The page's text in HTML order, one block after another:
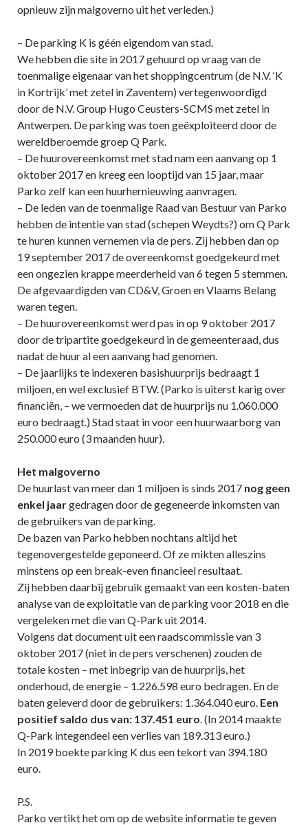
opnieuw zijn malgoverno uit het verleden.)
– De parking K is géén eigendom van stad.
We hebben die site in 2017 gehuurd op vraag van de
toenmalige eigenaar van het shoppingcentrum (de N.V. ‘K
in Kortrijk’ met zetel in Zaventem) vertegenwoordigd
door de N.V. Group Hugo Ceusters-SCMS met zetel in
Antwerpen. De parking was toen geëxploiteerd door de
wereldberoemde groep Q Park.
– De huurovereenkomst met stad nam een aanvang op 1
oktober 2017 en kreeg een looptijd van 15 jaar, maar
Parko zelf kan een huurhernieuwing aanvragen.
– De leden van de toenmalige Raad van Bestuur van Parko
hebben de intentie van stad (schepen Weydts?) om Q Park
te huren kunnen vernemen via de pers. Zij hebben dan op
19 september 2017 de overeenkomst goedgekeurd met
een ongezien krappe meerderheid van 6 tegen 5 stemmen.
De afgevaardigden van CD&V, Groen en Vlaams Belang
waren tegen.
– De huurovereenkomst werd pas in op 9 oktober 2017
door de tripartite goedgekeurd in de gemeenteraad, dus
nadat de huur al een aanvang had genomen.
– De jaarlijks te indexeren basishuurprijs bedraagt 1
miljoen, en wel exclusief BTW. (Parko is uiterst karig over
financiën, – we vermoeden dat de huurprijs nu 1.060.000
euro bedraagt.) Stad staat in voor een huurwaarborg van
250.000 euro (3 maanden huur).
Het malgoverno
De huurlast van meer dan 1 miljoen is sinds 2017 nog geen
enkel jaargedragen door de gegeneerde inkomsten van
de gebruikers van de parking.
De bazen van Parko hebben nochtans altijd het
tegenovergestelde geponeerd. Of ze mikten alleszins
minstens op een break-even financieel resultaat.
Zij hebben daarbij gebruik gemaakt van een kosten-baten
analyse van de exploitatie van de parking voor 2018 en die
vergeleken met die van Q-Park uit 2014.
Volgens dat document uit een raadscommissie van 3
oktober 2017 (niet in de pers verschenen) zouden de
totale kosten – met inbegrip van de huurprijs, het
onderhoud, de energie – 1.226.598 euro bedragen. En de
baten geleverd door de gebruikers: 1.364.040 euro. Een
positief saldo dus van: 137.451 euro. (In 2014 maakte
Q-Park integendeel een verlies van 189.313 euro.)
In 2019 boekte parking K dus een tekort van 394.180
euro.
P.S.
Parko vertikt het om op de website informatie te geven